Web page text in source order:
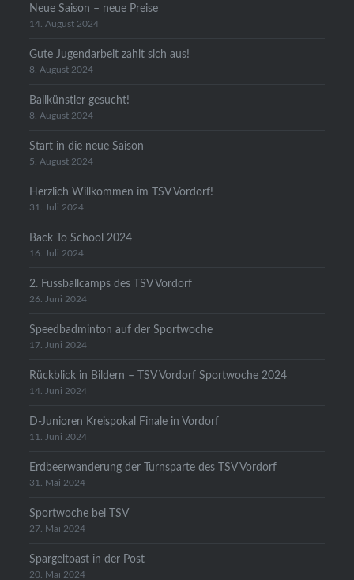
Neue Saison – neue Preise
14. August 2024
Gute Jugendarbeit zahlt sich aus!
8. August 2024
Ballkünstler gesucht!
8. August 2024
Start in die neue Saison
5. August 2024
Herzlich Willkommen im TSV Vordorf!
31. Juli 2024
Back To School 2024
16. Juli 2024
2. Fussballcamps des TSV Vordorf
26. Juni 2024
Speedbadminton auf der Sportwoche
17. Juni 2024
Rückblick in Bildern – TSV Vordorf Sportwoche 2024
14. Juni 2024
D-Junioren Kreispokal Finale in Vordorf
11. Juni 2024
Erdbeerwanderung der Turnsparte des TSV Vordorf
31. Mai 2024
Sportwoche bei TSV
27. Mai 2024
Spargeltoast in der Post
20. Mai 2024